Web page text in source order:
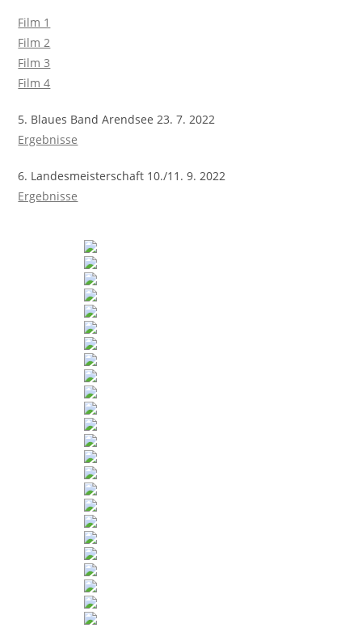
Film 1
Film 2
Film 3
Film 4
5. Blaues Band Arendsee 23. 7. 2022
Ergebnisse
6. Landesmeisterschaft 10./11. 9. 2022
Ergebnisse